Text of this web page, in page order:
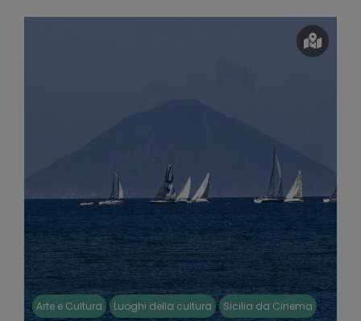
Arte e Cultura Luoghi della cultura Sicilia da Cinema